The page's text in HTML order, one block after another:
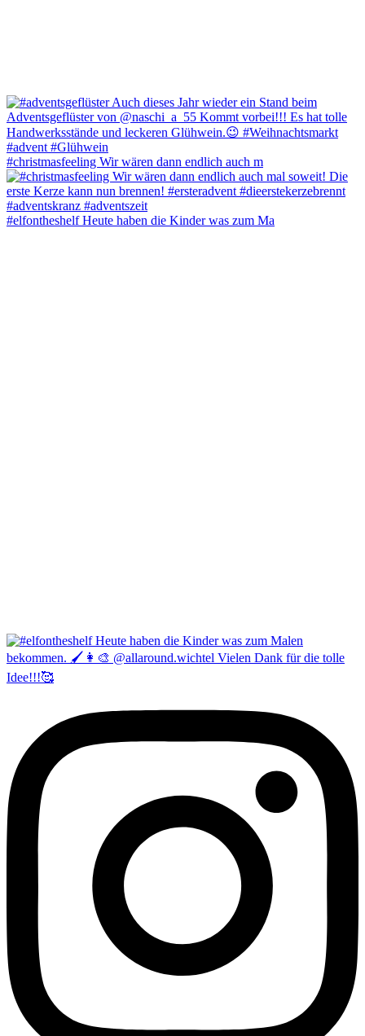
#christmasfeeling Wir wären dann endlich auch m
#elfontheshelf Heute haben die Kinder was zum Ma